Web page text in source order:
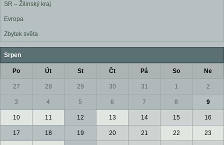
SR – Žilinský kraj
Evropa
Zbytek světa
Srpen
Po Út St Čt Pá So Ne
27 28 29 30 31 1 2
3 4 5 6 7 8 9
10 11 12 13 14 15 16
17 18 19 20 21 22 23